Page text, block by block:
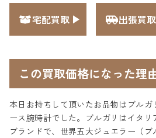
宅配買取 出張買取
この買取価格になった理
本日お持ちして頂いたお品物はブルガ
ース腕時計でした。ブルガリはイタ
ブランドで、世界五大ジュエラー（ブ